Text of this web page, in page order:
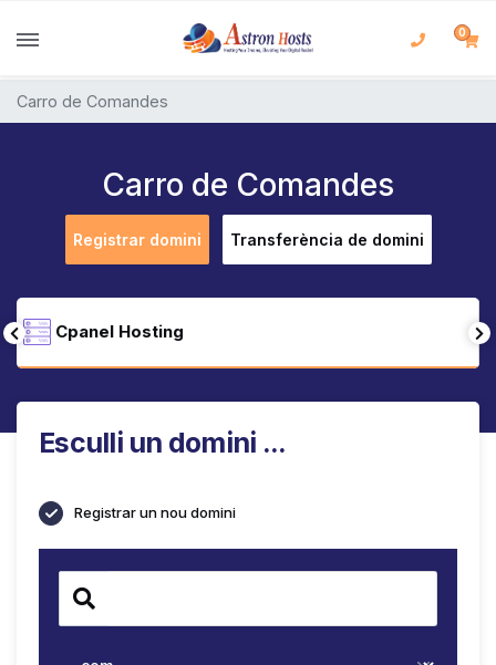
0
Carro de Comandes
Carro de Comandes
Registrar domini Transferència de domini
Cpanel Hosting
Esculli un domini ...
Registrar un nou domini